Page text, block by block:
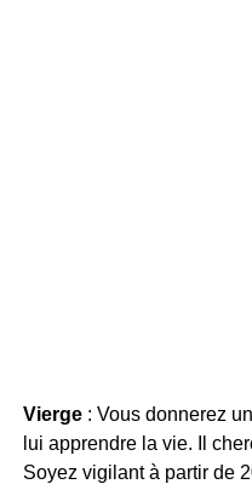
Vierge: Vous donnerez
lui apprendre la vie. Il
Soyez vigilant à partir de